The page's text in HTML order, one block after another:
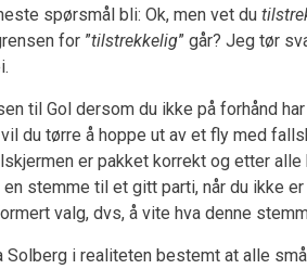
spørsmål bli: Ok, men vet du
for ”tilstrekkelig” går? Jeg tør
til Gol dersom du ikke på forhånd
du tørre å hoppe ut av et fly med
er pakket korrekt og etter alle
en stemme til et gitt parti, når du ikke
valg, dvs, å vite hva denne
Solberg i realiteten bestemt at alle